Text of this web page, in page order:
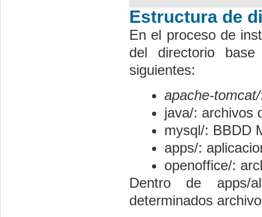
Estructura de
En el proceso de
del directorio
siguientes:
apache-tomcat/
java/: archivos
mysql/: BBDD
apps/:
openoffice/:
Dentro de apps/
determinados